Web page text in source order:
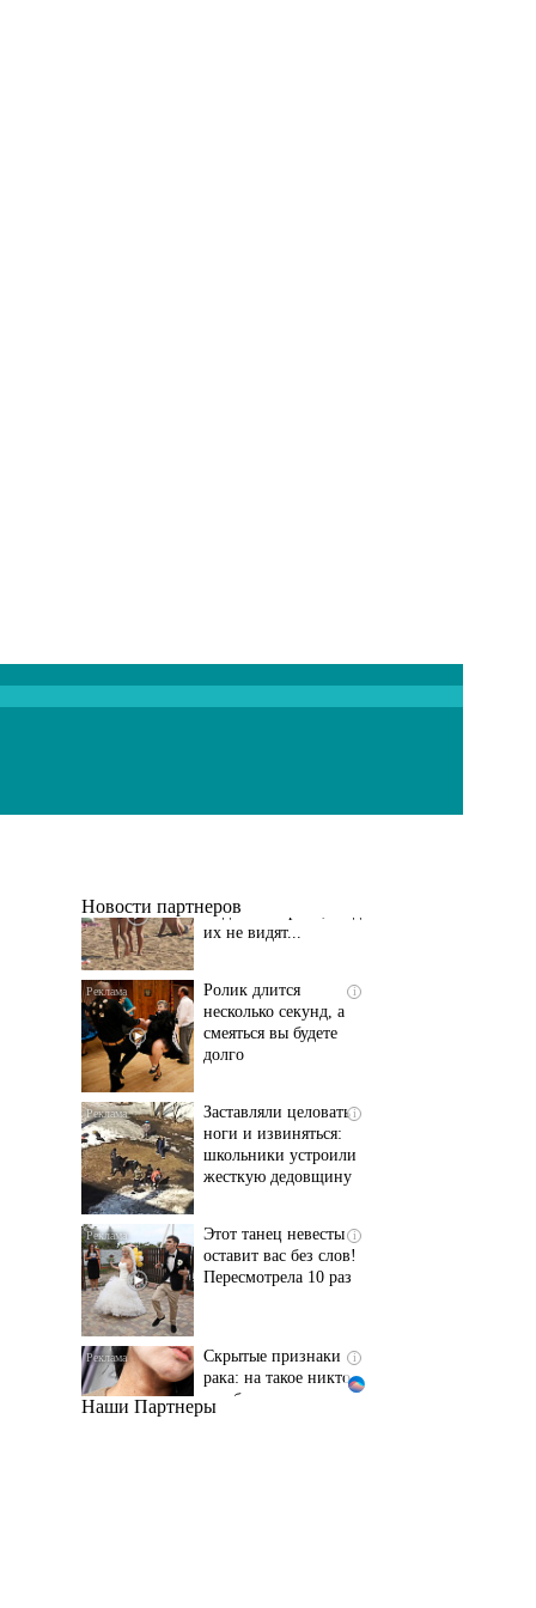
Новости партнеров
Ролик длится
долго
Заставляли целовать
жесткую дедовщину
Этот танец невесты
внимание, а зря!
Ржу не переставая, это
Наши Партнеры